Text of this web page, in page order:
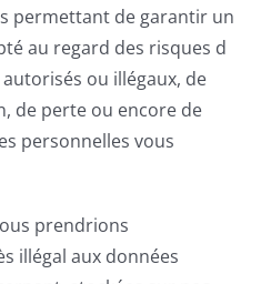
permettant de garantir un
au regard des risques d
ou illégaux, de
de perte ou encore de
personnelles vous
prendrions
illégal aux données